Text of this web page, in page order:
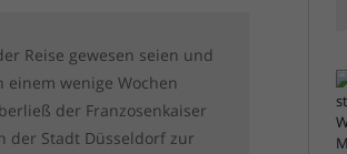
Reise gewesen seien und
einem wenige Wochen
der Franzosenkaiser
der Stadt Düsseldorf zur